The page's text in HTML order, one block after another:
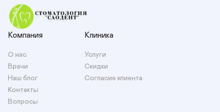
Компания
О нас
Врачи
Наш блог
Контакты
Вопросы
Клиника
Услуги
Скидки
Согласие клиента